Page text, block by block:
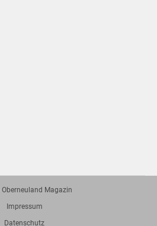
Oberneuland Magazin
Impressum
Datenschutz